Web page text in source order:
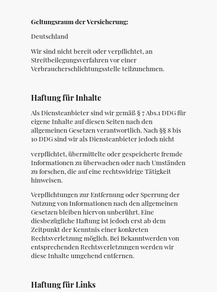
Geltungsraum derVersicherung:
Deutschland
Wir sind nicht bereit oder verpflichtet, an
Streitbeilegungsverfahren vor einer
Verbraucherschlichtungsstelle teilzunehmen.
Haftungfür Inhalte
AlsDiensteanbieter sind wir gemäß § 7 Abs.1 DDG für
eigene Inhalte auf diesen Seiten nach den
allgemeinen Gesetzen verantwortlich. Nach §§ 8 bis
10 DDG sind wir als Diensteanbieter jedoch nicht
verpflichtet, übermittelte oder gespeicherte fremde
Informationen zu überwachen oder nach Umständen
zu forschen, die auf eine rechtswidrige Tätigkeit
hinweisen.
Verpflichtungen zur Entfernung oder Sperrung der
Nutzung von Informationen nach den allgemeinen
Gesetzen bleiben hiervon unberührt. Eine
diesbezügliche Haftung ist jedoch erst ab dem
Zeitpunkt der Kenntnis einer konkreten
Rechtsverletzung möglich. Bei Bekanntwerden von
entsprechenden Rechtsverletzungen werden wir
diese Inhalte umgehend entfernen.
Haftungfür Links